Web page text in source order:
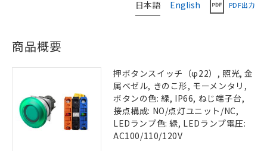
日本語 English PDF出力
商品概要
押ボタンスイッチ（φ22）, 照光, 金
属ベゼル, きのこ形, モーメンタリ,
ボタンの色: 緑, IP66, ねじ端子台,
接点構成: NO/点灯ユニット/NC,
LEDランプ色: 緑, LEDランプ電圧:
AC100/110/120V